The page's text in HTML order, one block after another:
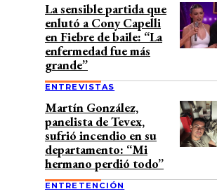
La sensible partida que
enlutó a Cony Capelli
en Fiebre de baile: “La
enfermedad fue más
grande”
ENTREVISTAS
Martín González,
panelista de Tevex,
sufrió incendio en su
departamento: “Mi
hermano perdió todo”
ENTRETENCIÓN